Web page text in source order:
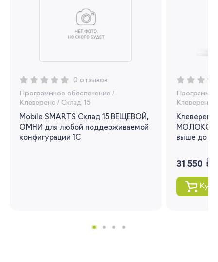
0 отзывов
Программное обеспечение /
Клеверенс / Склад 15
Mobile SMARTS Склад 15 ВЕЩЕВОЙ,
ОМНИ для любой поддерживаемой
конфигурации 1С
Клеверенс
МОЛОКО
выше до
31 550 руб.
Я согласен на обработку моих
персональных данных
Вернуться
Регистрация
заказов и получать индивидуальные